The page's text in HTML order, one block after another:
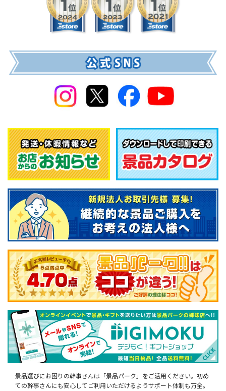
景品選びにお困りの幹事さんは「景品パーク」をご活用ください。初め
ての幹事さんにも安心してご利用いただけるようサポート体制も万全。